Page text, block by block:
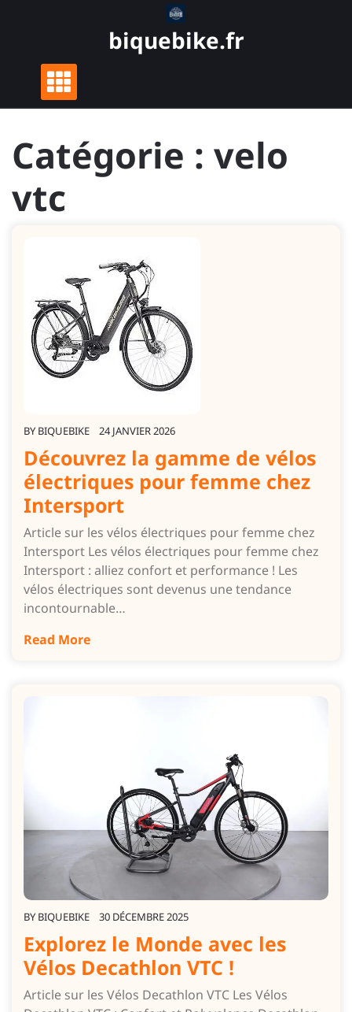
biquebike.fr
Catégorie : velo
vtc
BY BIQUEBIKE 24 JANVIER 2026
Découvrez la gamme de vélos
électriques pour femme chez
Intersport
Article sur les vélos électriques pour femme chez
Intersport Les vélos électriques pour femme chez
Intersport : alliez confort et performance ! Les
vélos électriques sont devenus une tendance
incontournable…
Read More
BY BIQUEBIKE 30 DÉCEMBRE 2025
Explorez le Monde avec les
Vélos Decathlon VTC !
Article sur les Vélos Decathlon VTC Les Vélos